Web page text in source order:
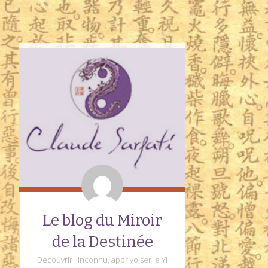
Le blog du Miroir
de la Destinée
Découvrir l'inconnu, apprivoiser le Yi